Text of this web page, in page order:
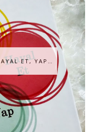
ET, YAP…